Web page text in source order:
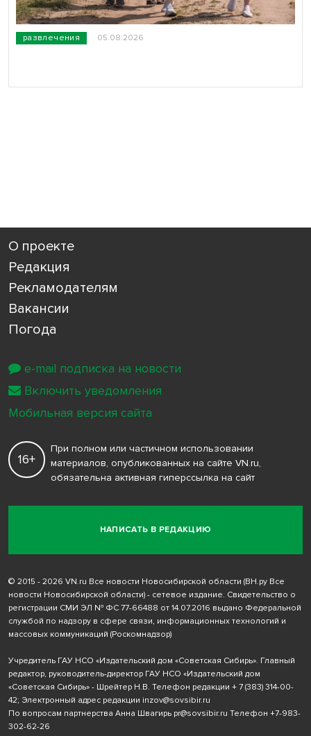
развлечения 05.08.2026
О проекте
Редакция
Рекламодателям
Вакансии
Погода
НАПИСАТЬ В РЕДАКЦИЮ
16+
При полном или частичном использовании
материалов, опубликованных на сайте VN.ru,
обязательна активная гиперссылка на сайт
© 2015 - 2026 VN.ru Все новости Новосибирской области (ВН.ру Все
новости Новосибирской области) - сетевое издание. Свидетельство о
регистрации СМИ ЭЛ № ФС 77-66488 от 14.07.2016 выдано Федеральной
службой по надзору в сфере связи, информационных технологий и
массовых коммуникаций (Роскомнадзор)
Учредитель ГАУ НСО «Издательский дом «Советская Сибирь». Главный
редактор, руководитель-директор ГАУ НСО «Издательский дом
«Советская Сибирь» - Шрейтер Н.В. Телефон редакции + 7 (383) 314-00-
42; Электронный адрес редакции inzov@sovsibir.ru
По вопросам партнерства Анна Швагирь pr@sovsibir.ru Телефон +7-983-
302-62-26
e-mail подписка на новости
Включить уведомления
Мобильная версия сайта